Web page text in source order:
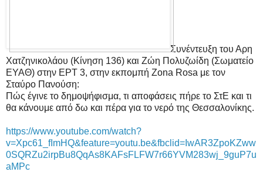
Συνέντευξη του Αρη
Χατζηνικολάου (Κίνηση 136) και Ζώη Πολυζωίδη (Σωματείο
ΕΥΑΘ) στην ΕΡΤ 3, στην εκπομπή Zona Rosa με τον
Σταύρο Πανούση:
Πώς έγινε το δημοψήφισμα, τι αποφάσεις πήρε το ΣτΕ και τι
θα κάνουμε από δω και πέρα για το νερό της Θεσσαλονίκης.
https://www.youtube.com/watch?
v=Xpc61_fImHQ&feature=youtu.be&fbclid=IwAR3ZpoKZww
0SQRZu2irpBu8QqAs8KAFsFLFW7r66YVM283wj_9guP7u
aMPc